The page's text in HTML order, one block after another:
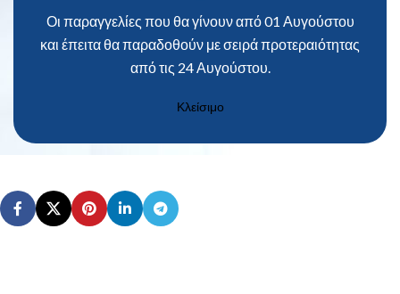
Οι παραγγελίες που θα γίνουν από 01 Αυγούστου
και έπειτα θα παραδοθούν με σειρά προτεραιότητας
από τις 24 Αυγούστου.
Κλείσιμο